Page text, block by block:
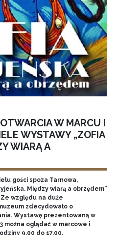
W MARCU I
WYSTAWY „ZOFIA
WIARĄ A
gości spoza Tarnowa,
Między wiarą a obrzędem”
względu na duże
zdecydowało o
Wystawę prezentowaną w
można oglądać w marcowe i
9.00 do 17.00.